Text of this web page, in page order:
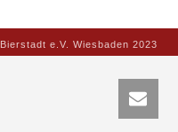
e.V. Wiesbaden 2023